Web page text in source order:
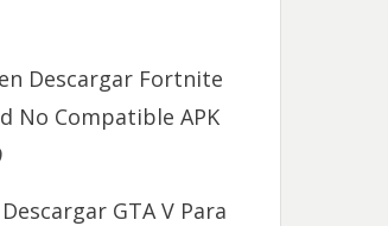
en Descargar Fortnite
No Compatible APK
Descargar GTA V Para